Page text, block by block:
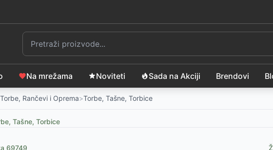
Na mrežama Noviteti Sada na Akciji Brendovi
Rančevi i Oprema>Torbe, Tašne, Torbice
Tašne, Torbice
69749